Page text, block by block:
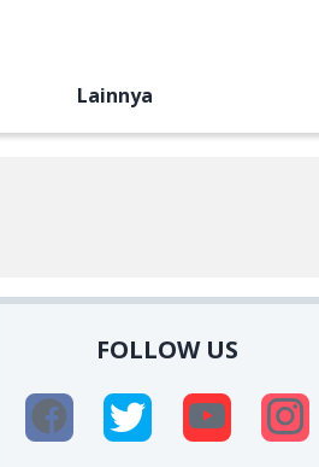
Lainnya
FOLLOW US